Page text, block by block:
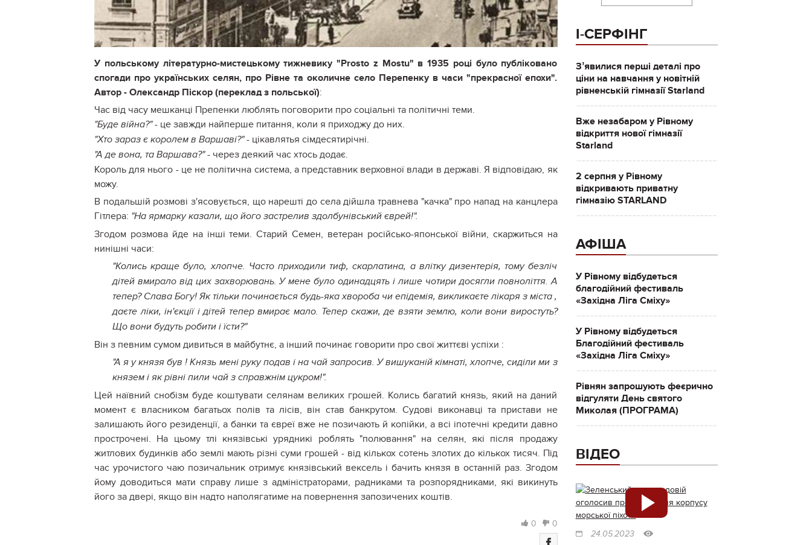
У польському літературно-мистецькому тижневику "Prosto z Mostu" в 1935 році було публіковано
спогади про українських селян, про Рівне та околичне село Перепенку в часи "прекрасної епохи".
Автор - Олександр Піскор (переклад з польської):
Час від часу мешканці Препенки люблять поговорити про соціальні та політичні теми.
"Буде війна?"- це завжди найперше питання, коли я приходжу до них.
"Хто зараз є королем в Варшаві?"- цікавлятья сімдесятирічні.
"А де вона, та Варшава?"- через деякий час хтось додає.
Король для нього - це не політична система, а представник верховної влади в державі. Я відповідаю, як
можу.
В подальшій розмові з'ясовується, що нарешті до села дійшла травнева "качка" про напад на канцлера
Гітлера: "На ярмарку казали, що його застрелив здолбунівський єврей!".
Згодом розмова йде на інші теми. Старий Семен, ветеран російсько-японської війни, скаржиться на
нинішні часи:
"Колись краще було, хлопче. Часто приходили тиф, скарлатина, а влітку дизентерія, тому безліч
дітей вмирало від цих захворювань. У мене було одинадцять і лише чотири досягли повноліття. А
тепер? Слава Богу! Як тільки починається будь-яка хвороба чи епідемія, викликаєте лікаря з міста ,
даєте ліки, ін'єкції і дітей тепер вмирає мало. Тепер скажи, де взяти землю, коли вони виростуть?
Що вони будуть робити і їсти?"
Він з певним сумом дивиться в майбутнє, а інший починає говорити про свої життєві успіхи :
"А я у князя був ! Князь мені руку подав і на чай запросив. У вишуканій кімнаті, хлопче, сиділи ми з
князем і як рівні пили чай з справжнім цукром!".
Цей наївний снобізм буде коштувати селянам великих грошей. Колись багатий князь, який на даний
момент є власником багатьох полів та лісів, він став банкрутом. Судові виконавці та пристави не
залишають його резиденції, а банки та євреї вже не позичають й копійки, а всі іпотечні кредити давно
прострочені. На цьому тлі князівські урядникі роблять "полювання" на селян, які після продажу
житлових будинків або землі мають різні суми грошей - від кількох сотень злотих до кількох тисяч. Під
час урочистого чаю позичальник отримує князівський вексель і бачить князя в останній раз. Згодом
йому доводиться мати справу лише з адміністраторами, радниками та розпорядниками, які викинуть
його за двері, якщо він надто наполягатиме на повернення запозичених коштів.
0 0
І-СЕРФІНГ
Зʼявилися перші деталі про
ціни на навчання у новітній
рівненській гімназії Starland
Вже незабаром у Рівному
відкриття нової гімназії
Starland
2 серпня у Рівному
відкривають приватну
гімназію STARLAND
АФІША
У Рівному відбудеться
благодійний фестиваль
«Західна Ліга Сміху»
У Рівному відбудеться
Благодійний фестиваль
«Західна Ліга Сміху»
Рівнян запрошують феєрично
відгуляти День святого
Миколая (ПРОГРАМА)
ВІДЕО
24.05.2023